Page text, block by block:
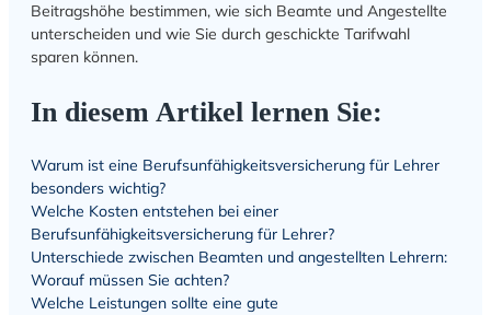
Beitragshöhe bestimmen, wie sich Beamte und Angestellte
unterscheiden und wie Sie durch geschickte Tarifwahl
sparen können.
In diesem Artikel lernen Sie:
Warum ist eine Berufsunfähigkeitsversicherung für Lehrer
besonders wichtig?
Welche Kosten entstehen bei einer
Berufsunfähigkeitsversicherung für Lehrer?
Unterschiede zwischen Beamten und angestellten Lehrern:
Worauf müssen Sie achten?
Welche Leistungen sollte eine gute